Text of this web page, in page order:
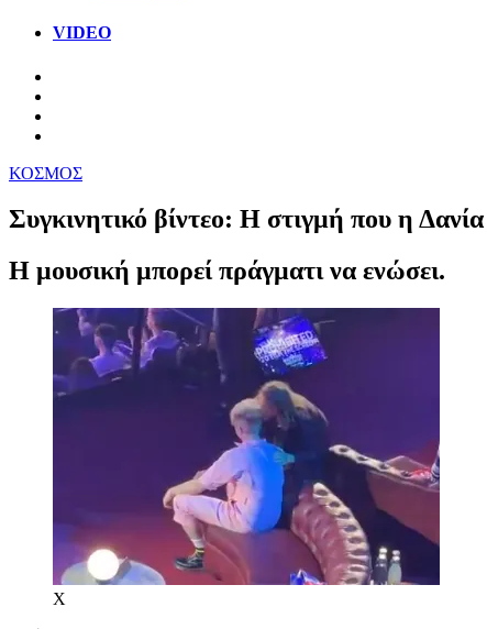
VIDEO
ΚΟΣΜΟΣ
Συγκινητικό βίντεο: Η στιγμή που η
Η μουσική μπορεί πράγματι να ενώσει.
X